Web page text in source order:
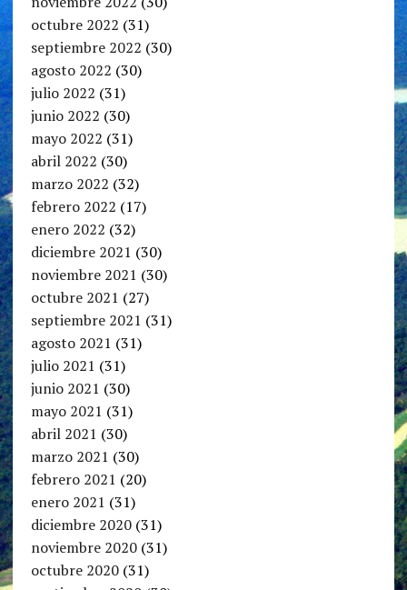
octubre 2022 (31)
septiembre 2022 (30)
agosto 2022 (30)
julio 2022 (31)
junio 2022 (30)
mayo 2022 (31)
abril 2022 (30)
marzo 2022 (32)
febrero 2022 (17)
enero 2022 (32)
diciembre 2021 (30)
noviembre 2021 (30)
octubre 2021 (27)
septiembre 2021 (31)
agosto 2021 (31)
julio 2021 (31)
junio 2021 (30)
mayo 2021 (31)
abril 2021 (30)
marzo 2021 (30)
febrero 2021 (20)
enero 2021 (31)
diciembre 2020(31)
noviembre 2020(31)
octubre 2020(31)